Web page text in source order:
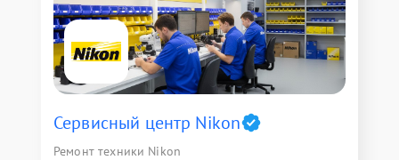
Сервисный центр Nikon
Ремонт техники Nikon